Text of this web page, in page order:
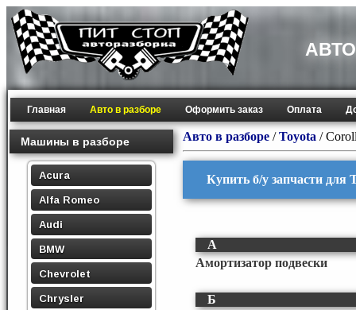
Главная Авто в разборе Оформить заказ Оплата
Машины в разборе
Acura
Alfa Romeo
Audi
BMW
Chevrolet
Chrysler
Авто в разборе /Toyota /
Купить б/у запчасти для
А
Амортизатор подвески
Б